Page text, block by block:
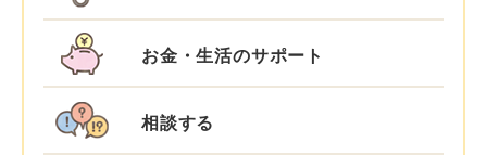
お金・生活のサポート
相談する